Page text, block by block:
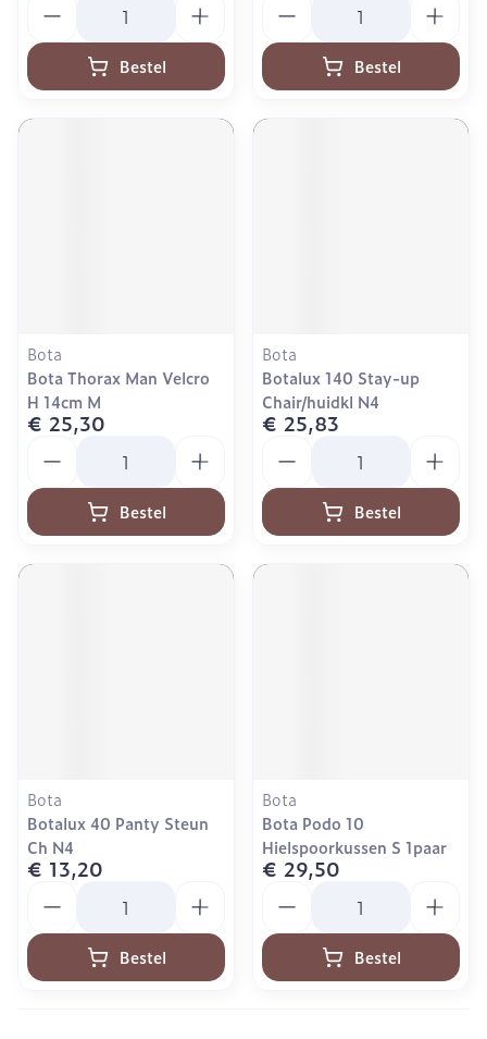
Bestel Bestel
Bota
Bota Thorax Man Velcro
H 14cm M
€ 25,30
Bestel
Bota
Botalux 140 Stay-up
Chair/huidkl N4
€ 25,83
Bestel
Bota
Botalux 40 Panty Steun
Ch N4
€ 13,20
Bestel
Bota
Bota Podo 10
Hielspoorkussen S 1paar
€ 29,50
Bestel